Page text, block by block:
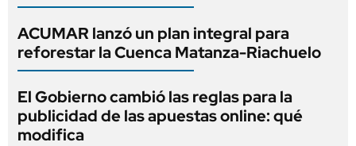
ACUMAR lanzó un plan integral para
reforestar la Cuenca Matanza-Riachuelo
El Gobierno cambió las reglas para la
publicidad de las apuestas online: qué
modifica